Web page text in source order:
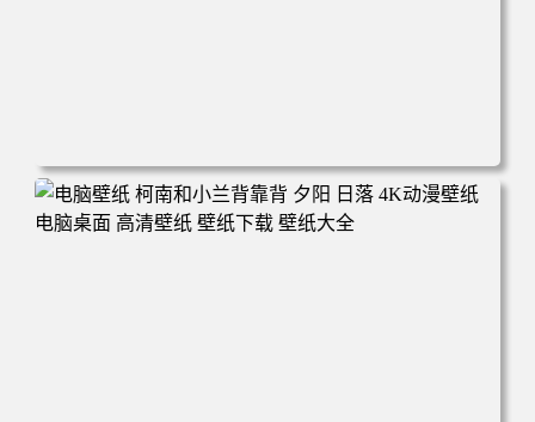
电脑壁纸 动漫 兔子朱迪 狐狸尼克 疯狂动物城 秋叶 秋天森
林 蓝天 4k壁纸 电脑桌面 高清壁纸 壁纸下载 壁纸大全